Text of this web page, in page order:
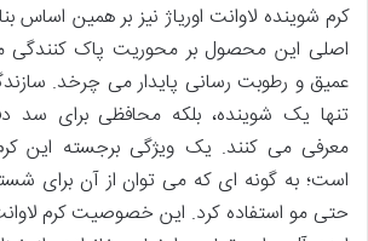
کرم شوینده لاوانت اوریاژ نیز بر همین اساس
اصلی این محصول بر محوریت پاک کنندگی
عمیق و رطوبت رسانی پایدار می چرخد.
تنها یک شوینده، بلکه محافظی برای سد
معرفی می کنند. یک ویژگی برجسته این
است؛ به گونه ای که می توان از آن برای
حتی مو استفاده کرد. این خصوصیت کرم لاوانت